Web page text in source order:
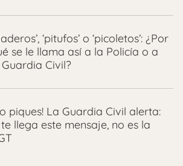
‘pitufos’ o ‘picoletos’: ¿Por
se le llama así a la Policía o a
Civil?
piques! La Guardia Civil alerta:
llega este mensaje, no es la